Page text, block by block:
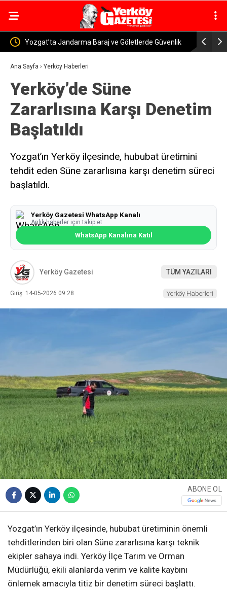
Güvenlik Yerköy-Kayseri YHT’de Kritik Eşik Aşıldı! Bakan
Uraloğlu: İşin Yarısını Tamamladık
Ana Sayfa › Yerköy Haberleri
Yerköy’de Süne
Zararlısına Karşı Denetim
Başlatıldı
Yozgat’ın Yerköy ilçesinde, hububat üretimini
tehdit eden Süne zararlısına karşı denetim süreci
başlatıldı.
Yerköy Gazetesi WhatsApp Kanalı
Anlık haberler için takip et
WhatsApp Kanalına Katıl
Yerköy Gazetesi TÜM YAZILARI
Giriş: 14-05-2026 09:28 Yerköy Haberleri
ABONE OL
Yozgat’ın Yerköy ilçesinde, hububat üretiminin önemli
tehditlerinden biri olan Süne zararlısına karşı teknik
ekipler sahaya indi. Yerköy İlçe Tarım ve Orman
Müdürlüğü, ekili alanlarda verim ve kalite kaybını
önlemek amacıyla titiz bir denetim süreci başlattı.